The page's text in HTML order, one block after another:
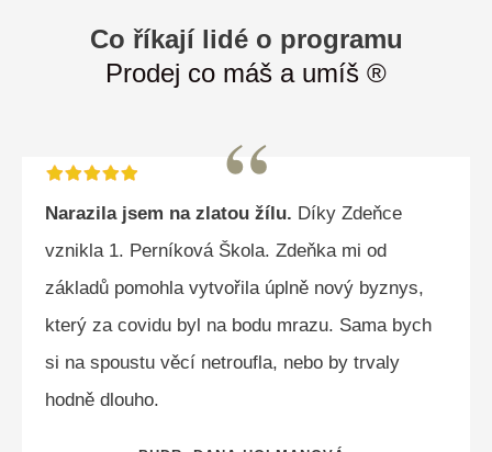
Co říkají lidé o programu
Prodej co máš a umíš ®
“
Narazila jsem na zlatou žílu. Díky Zdeňce
vznikla 1. Perníková Škola. Zdeňka mi od
základů pomohla vytvořila úplně nový byznys,
který za covidu byl na bodu mrazu. Sama bych
si na spoustu věcí netroufla, nebo by trvaly
hodně dlouho.